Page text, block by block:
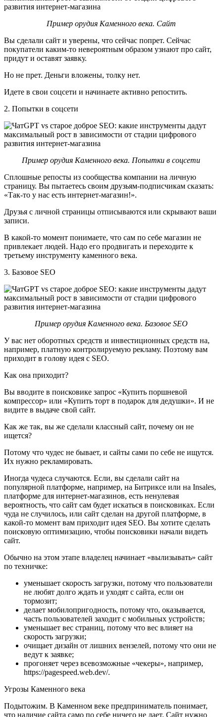
Пример орудия Каменного века. Сайт
Вы сделали сайт и уверены, что сейчас попрет. Сейчас
покупатели каким-то невероятным образом узнают про сайт,
придут и оставят заявку.
Но не прет. Деньги вложены, толку нет.
Идете в свои соцсети и начинаете активно репостить.
2. Попытки в соцсети
Пример орудия Каменного века. Попытки в соцсети
Сплошные репосты из сообщества компании на личную
страницу. Вы пытаетесь своим друзьям-подписчикам сказать:
«Так-то у нас есть интернет-магазин!».
Друзья с личной страницы отписываются или скрывают ваши
записи.
В какой-то момент понимаете, что сам по себе магазин не
привлекает людей. Надо его продвигать и переходите к
третьему инструменту каменного века.
3. Базовое SEO
Пример орудия Каменного века. Базовое SEO
У вас нет оборотных средств и инвестиционных средств на,
например, платную контролируемую рекламу. Поэтому вам
приходит в голову идея с SEO.
Как она приходит?
Вы вводите в поисковике запрос «Купить поршневой
компрессор» или «Купить торт в подарок для дедушки». И не
видите в выдаче свой сайт.
Как же так, вы же сделали классный сайт, почему он не
ищется?
Потому что чудес не бывает, и сайты сами по себе не ищутся.
Их нужно рекламировать.
Иногда чудеса случаются. Если, вы сделали сайт на
популярной платформе, например, на Битриксе или на Insales,
платформе для интернет-магазинов, есть ненулевая
вероятность, что сайт сам будет искаться в поисковиках. Если
чуда не случилось, или сайт сделан на другой платформе, в
какой-то момент вам приходит идея SEO. Вы хотите сделать
поисковую оптимизацию, чтобы поисковики начали видеть
сайт.
Обычно на этом этапе владелец начинает «вылизывать» сайт
по техничке:
уменьшает скорость загрузки, потому что пользователи
не любят долго ждать и уходят с сайта, если он
тормозит;
делает мобилопригодность, потому что, оказывается,
часть пользователей заходит с мобильных устройств;
уменьшает вес страниц, потому что вес влияет на
скорость загрузки;
очищает дизайн от лишних вензелей, потому что они не
ведут к заявке;
прогоняет через всевозможные «чекеры», например,
https://pagespeed.web.dev/.
Угрозы Каменного века
Подытожим. В Каменном веке предприниматель понимает,
что наличие сайта само по себе ничего не дает. Сайт нужно